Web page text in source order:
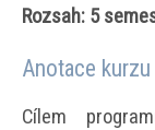
Rozsah: 5
Anotace kurzu
Cílem